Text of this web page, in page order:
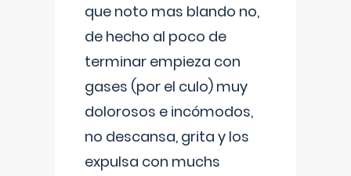
que noto mas blando no,
de hecho al poco de
terminar empieza con
gases (por el culo) muy
dolorosos e incómodos,
no descansa, grita y los
expulsa con muchs